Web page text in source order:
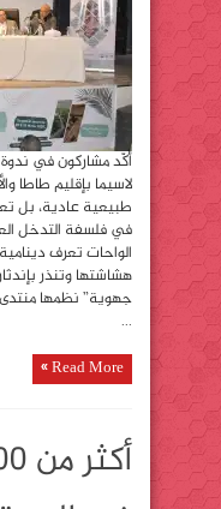
أكّد مشاركون في
لاسيما بإقليم طاطا
طبيعية عادية، بل
في فلسفة التدخل
الواحات تعرف
هشاشتها وتنذر
جهوية” نظمها
...
Read More »